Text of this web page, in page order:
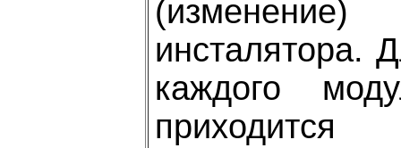
(изменение)
инсталятора.
каждого
приходится